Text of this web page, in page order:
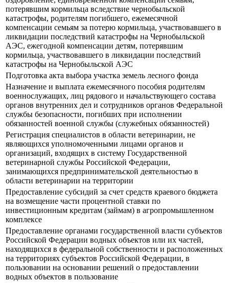
потерявшим кормильца вследствие чернобыльской
катастрофы, родителям погибшего, ежемесячной
компенсации семьям за потерю кормильца, участвовавшего в
ликвидации последствий катастрофы на Чернобыльской
АЭС, ежегодной компенсации детям, потерявшим
кормильца, участвовавшего в ликвидации последствий
катастрофы на Чернобыльской АЭС
Подготовка акта выбора участка земель лесного фонда
Назначение и выплата ежемесячного пособия родителям
военнослужащих, лиц рядового и начальствующего состава
органов внутренних дел и сотрудников органов Федеральной
службы безопасности, погибших при исполнении
обязанностей военной службы (служебных обязанностей)
Регистрация специалистов в области ветеринарии, не
являющихся уполномоченными лицами органов и
организаций, входящих в систему Государственной
ветеринарной службы Российской Федерации,
занимающихся предпринимательской деятельностью в
области ветеринарии на территории
Предоставление субсидий за счет средств краевого бюджета
на возмещение части процентной ставки по
инвестиционным кредитам (займам) в агропромышленном
комплексе
Предоставление органами государственной власти субъектов
Российской Федерации водных объектов или их частей,
находящихся в федеральной собственности и расположенных
на территориях субъектов Российской Федерации, в
пользовании на основании решений о предоставлении
водных объектов в пользование